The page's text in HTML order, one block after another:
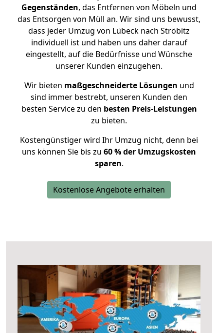
Gegenständen, das Entfernen von Möbeln und
das Entsorgen von Müll an. Wir sind uns bewusst,
dass jeder Umzug von Lübeck nach Ströbitz
individuell ist und haben uns daher darauf
eingestellt, auf die Bedürfnisse und Wünsche
unserer Kunden einzugehen.
Wir bieten maßgeschneiderte Lösungen und
sind immer bestrebt, unseren Kunden den
besten Service zu den besten Preis-Leistungen
zu bieten.
Kostengünstiger wird Ihr Umzug nicht, denn bei
uns können Sie bis zu 60 % der Umzugskosten
sparen.
Kostenlose Angebote erhalten